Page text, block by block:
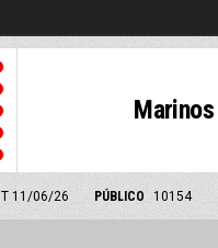
Marinos
11/06/26 PÚBLICO 10154